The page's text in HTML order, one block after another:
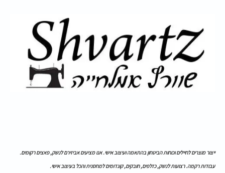
ייצור מוצרים לחיילים וכוחות הביטחון בהתאמה ועיצוב אישי. אנו מציעים אביזירם לנשק, פאצים רקומים.
עבודות רקמה. רצועות לנשק, כזלפים, חובקים, קונדומים למחסנית והכל בעיצוב אישי.